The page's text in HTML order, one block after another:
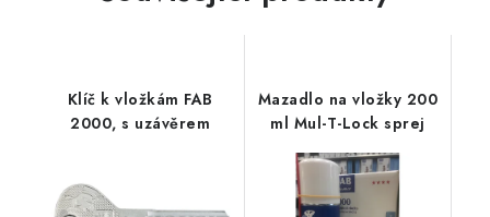
Klíč k vložkám FAB
2000, s uzávěrem
Mazadlo na vložky 200
ml Mul-T-Lock sprej